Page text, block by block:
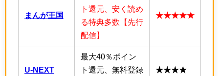
まんが王国
ト還元、安く読め
る特典多数【先行
配信】
★★★★★
U-NEXT
最大40％ポイン
ト還元、無料登録
★★★★